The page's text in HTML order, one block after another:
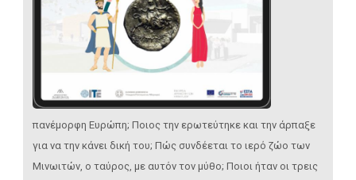
πανέμορφη Ευρώπη; Ποιος την ερωτεύτηκε και την άρπαξε
για να την κάνει δική του; Πώς συνδέεται το ιερό ζώο των
Μινωιτών, ο ταύρος, με αυτόν τον μύθο; Ποιοι ήταν οι τρεις